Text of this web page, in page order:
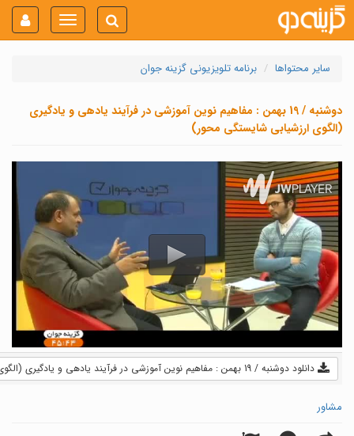
Toggle
navigation
سایر محتواها برنامه تلویزیونی گزینه جوان
دوشنبه / 19 بهمن : مفاهیم نوین آموزشی در فرآیند یادهی و یادگیری
(الگوی ارزشیابی شایستگی محور)
دانلود دوشنبه / 19 بهمن : مفاهیم نوین آموزشی در فرآیند یادهی و یادگیری (الگوی ارزشیابی شایستگی محور) (فیلم) - 47.1 MB
مشاور